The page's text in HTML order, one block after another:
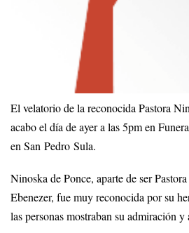
El velatorio de la reconocida Pastora
acabo el día de ayer a las 5pm en
en San Pedro Sula.
Ninoska de Ponce, aparte de ser
Ebenezer, fue muy reconocida por su
las personas mostraban su admiración